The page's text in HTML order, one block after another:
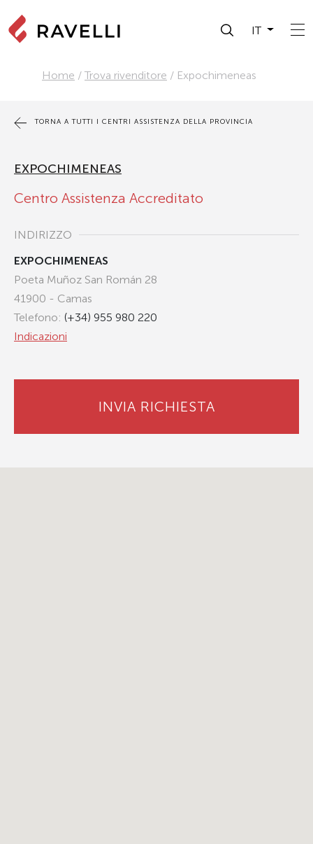
IT
Home / Trova rivenditore / Expochimeneas
TORNA A TUTTI I CENTRI ASSISTENZA DELLA PROVINCIA
EXPOCHIMENEAS
Centro Assistenza Accreditato
INDIRIZZO
EXPOCHIMENEAS
Poeta Muñoz San Román 28
41900 - Camas
Telefono: (+34) 955 980 220
Indicazioni
INVIA RICHIESTA